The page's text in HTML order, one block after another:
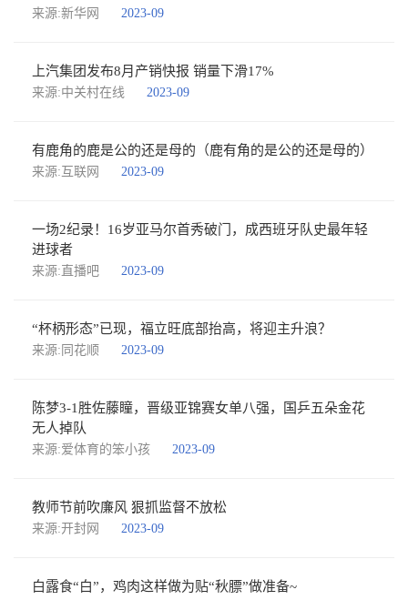
来源:新华网 2023-09
上汽集团发布8月产销快报 销量下滑17%
来源:中关村在线 2023-09
有鹿角的鹿是公的还是母的（鹿有角的是公的还是母的）
来源:互联网 2023-09
一场2纪录！16岁亚马尔首秀破门，成西班牙队史最年轻
进球者
来源:直播吧 2023-09
“杯柄形态”已现，福立旺底部抬高，将迎主升浪？
来源:同花顺 2023-09
陈梦3-1胜佐藤瞳，晋级亚锦赛女单八强，国乒五朵金花
无人掉队
来源:爱体育的笨小孩 2023-09
教师节前吹廉风 狠抓监督不放松
来源:开封网 2023-09
白露食“白”，鸡肉这样做为贴“秋膘”做准备~